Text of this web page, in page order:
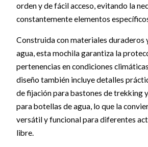
orden y de fácil acceso, evitando la
constantemente elementos
Construida con materiales duraderos
agua, esta mochila garantiza la
pertenencias en condiciones
diseño también incluye detalles
de fijación para bastones de trekking
para botellas de agua, lo que la
versátil y funcional para diferentes
libre.